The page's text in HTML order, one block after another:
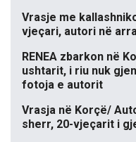
Vrasje me
vjeçari, autori në
RENEA zbarkon në
ushtarit, i riu nuk
fotoja e autorit
Vrasja në Korçë/
sherr, 20-vjeçarit i